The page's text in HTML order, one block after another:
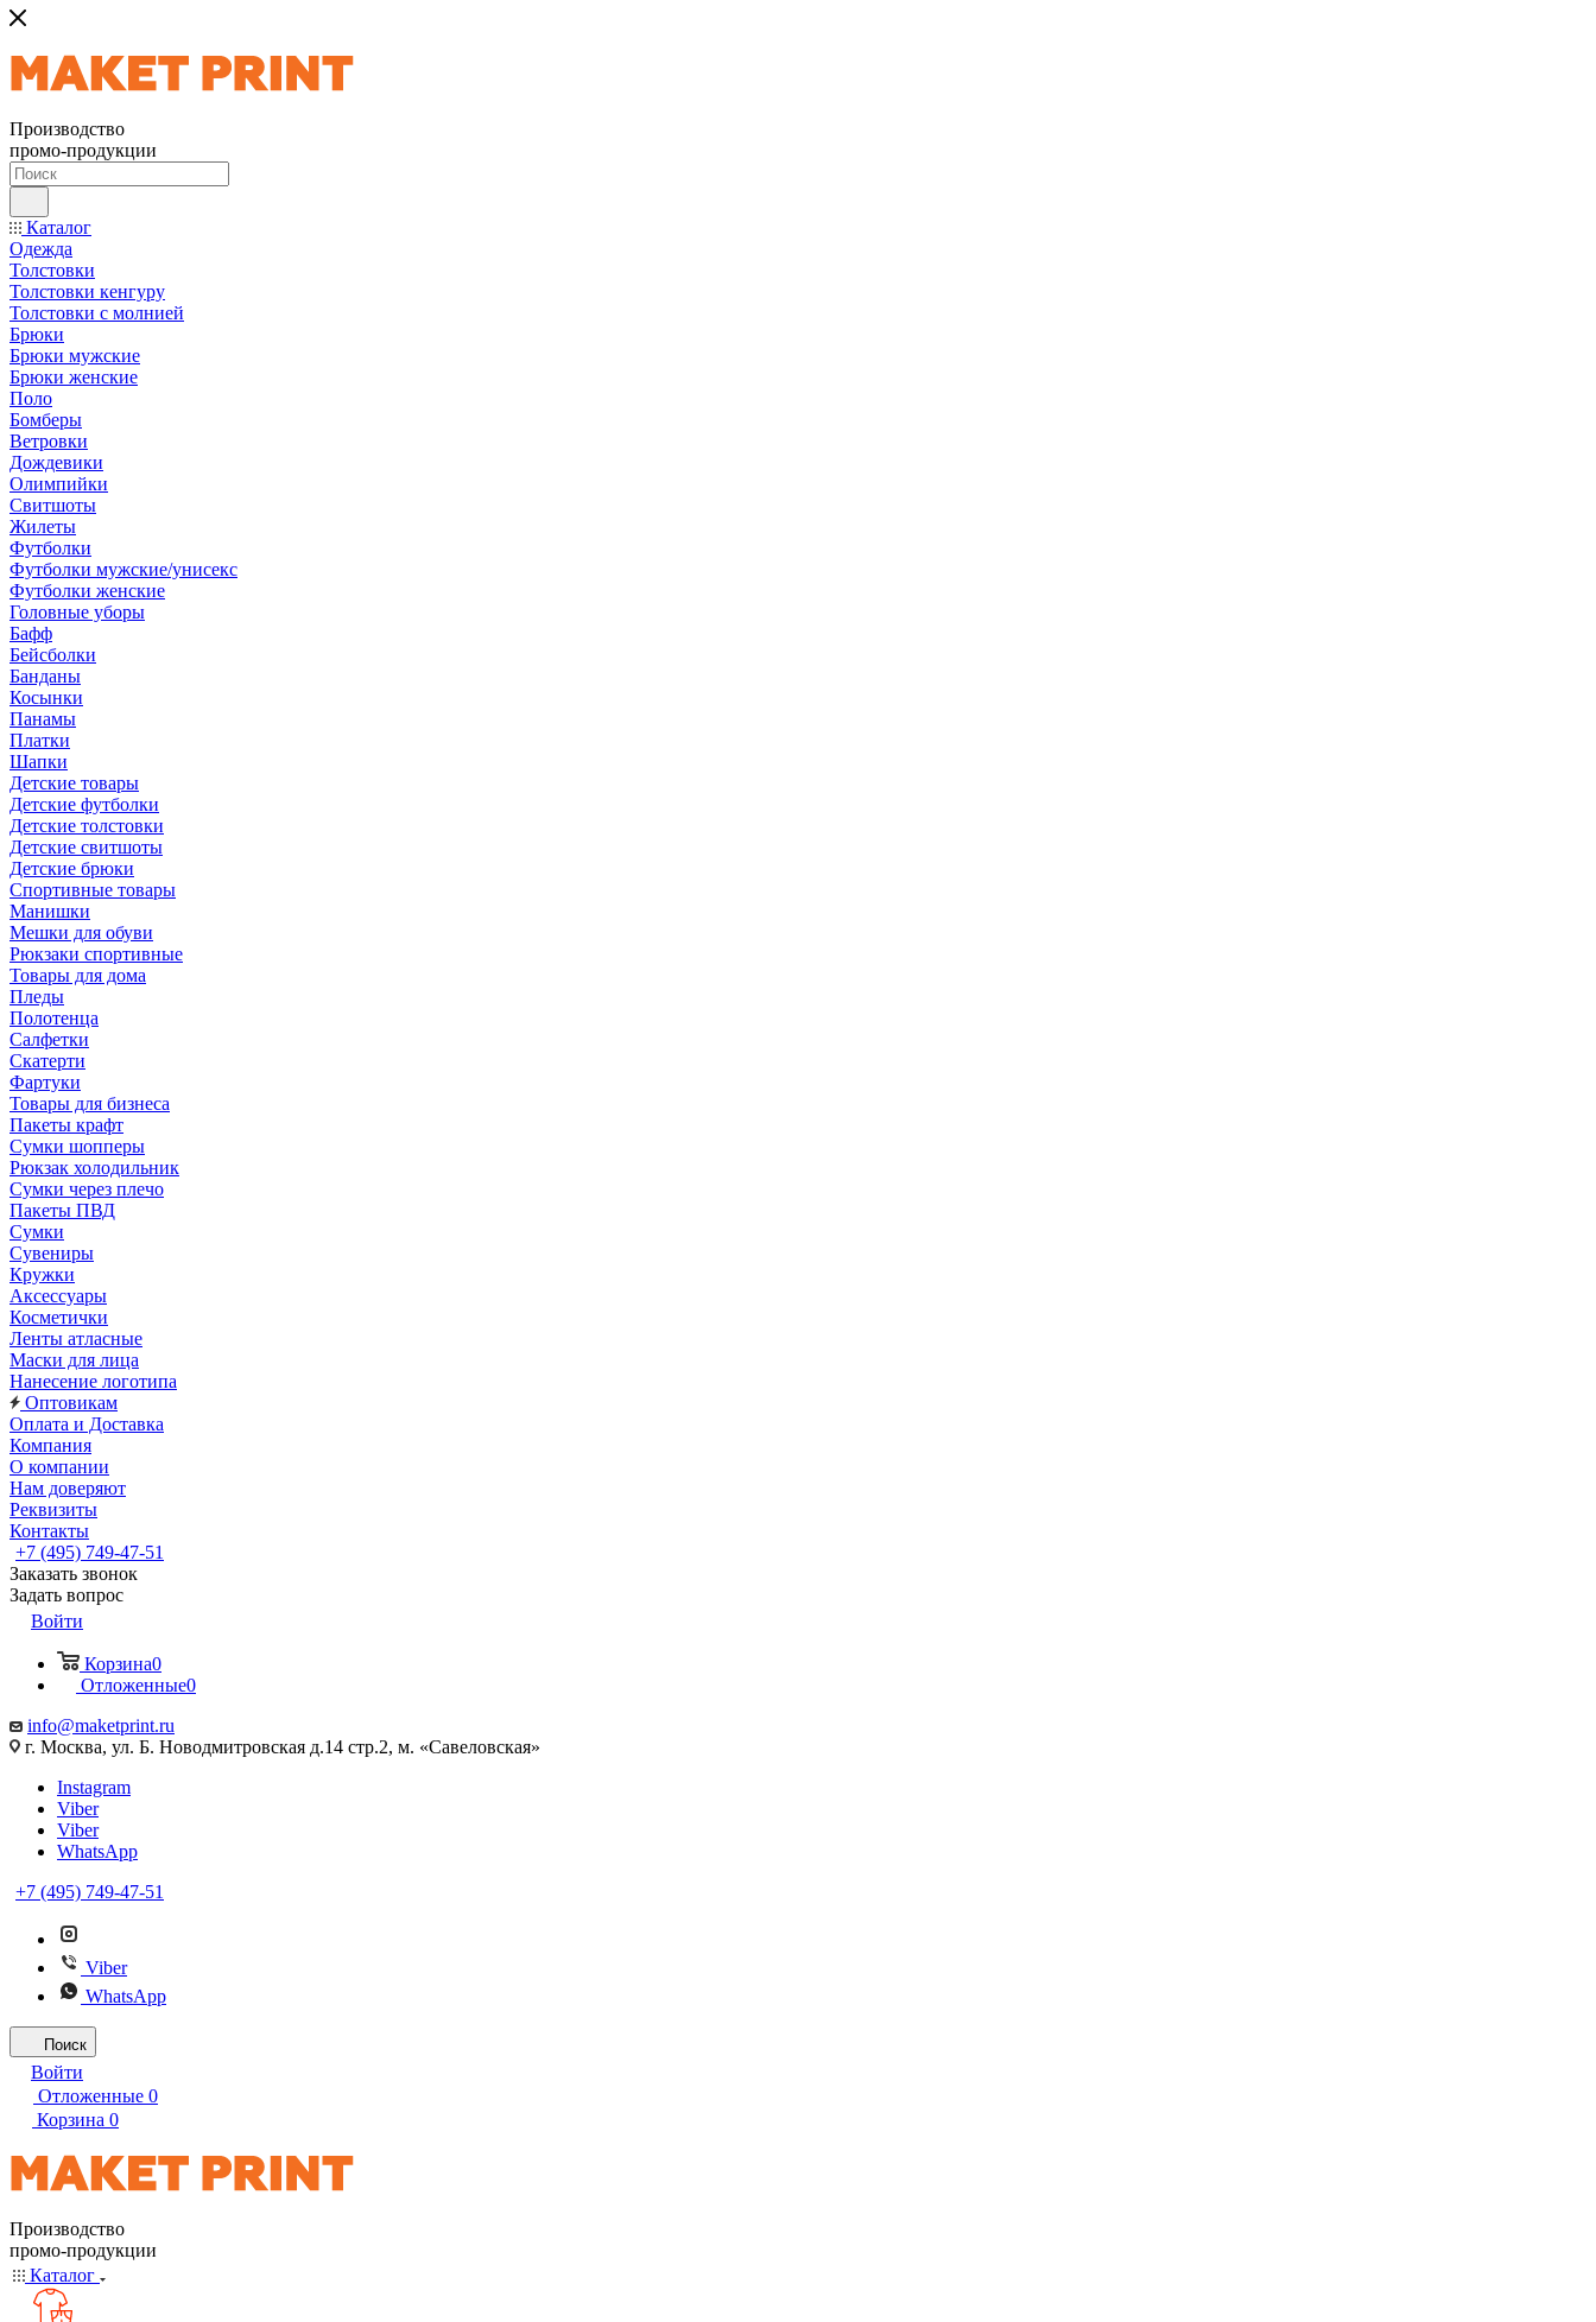
Производство
промо-продукции
Каталог
Одежда
Толстовки
Толстовки кенгуру
Толстовки с молнией
Брюки
Брюки мужские
Брюки женские
Поло
Бомберы
Ветровки
Дождевики
Олимпийки
Свитшоты
Жилеты
Футболки
Футболки мужские/унисекс
Футболки женские
Головные уборы
Бафф
Бейсболки
Банданы
Косынки
Панамы
Платки
Шапки
Детские товары
Детские футболки
Детские толстовки
Детские свитшоты
Детские брюки
Спортивные товары
Манишки
Мешки для обуви
Рюкзаки спортивные
Товары для дома
Пледы
Полотенца
Салфетки
Скатерти
Фартуки
Товары для бизнеса
Пакеты крафт
Сумки шопперы
Рюкзак холодильник
Сумки через плечо
Пакеты ПВД
Сумки
Сувениры
Кружки
Аксессуары
Косметички
Ленты атласные
Маски для лица
Нанесение логотипа
Оптовикам
Оплата и Доставка
Компания
О компании
Нам доверяют
Реквизиты
Контакты
+7 (495) 749-47-51
Заказать звонок
Задать вопрос
Войти
Корзина0
Отложенные0
info@maketprint.ru
г. Москва, ул. Б. Новодмитровская д.14 стр.2, м. «Савеловская»
Instagram
Viber
Viber
WhatsApp
+7 (495) 749-47-51
Viber
WhatsApp
Поиск
Войти
Отложенные 0
Корзина 0
Производство
промо-продукции
Каталог